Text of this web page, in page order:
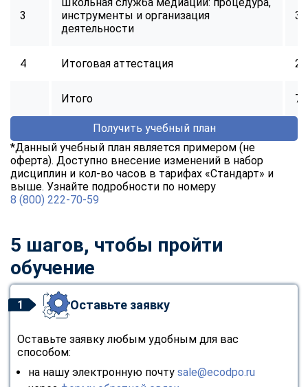
3
инструменты и организация
деятельности
30
4 Итоговая аттестация 2
Итого 72
Получить учебный план
*Данный учебный план является примером (не
оферта). Доступно внесение изменений в набор
дисциплин и кол-во часов в тарифах «Стандарт» и
выше. Узнайте подробности по номеру
8 (800) 222-70-59
5 шагов, чтобы пройти
обучение
1 Оставьте заявку
Оставьте заявку любым удобным для вас
способом:
на нашу электронную почту sale@ecodpo.ru